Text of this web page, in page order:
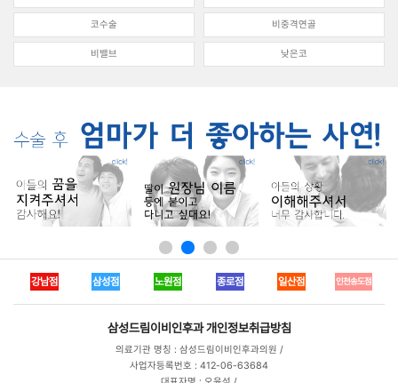
코수술 비중격연골
비밸브 낮은코
강남점 삼성점 노원점 종로점 일산점 인천송도점
삼성드림이비인후과 개인정보취급방침
의료기관 명칭 : 삼성드림이비인후과의원 /
사업자등록번호 : 412-06-63684